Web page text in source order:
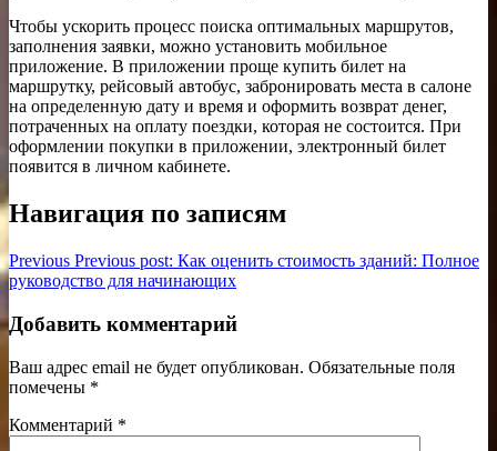
Чтобы ускорить процесс поиска оптимальных маршрутов,
заполнения заявки, можно установить мобильное
приложение. В приложении проще купить билет на
маршрутку, рейсовый автобус, забронировать места в салоне
на определенную дату и время и оформить возврат денег,
потраченных на оплату поездки, которая не состоится. При
оформлении покупки в приложении, электронный билет
появится в личном кабинете.
Навигация по записям
Previous Previous post: Как оценить стоимость зданий: Полное
руководство для начинающих
Добавить комментарий
Ваш адрес email не будет опубликован. Обязательные поля
помечены *
Комментарий *